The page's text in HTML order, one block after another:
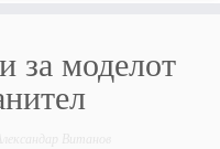
за моделот